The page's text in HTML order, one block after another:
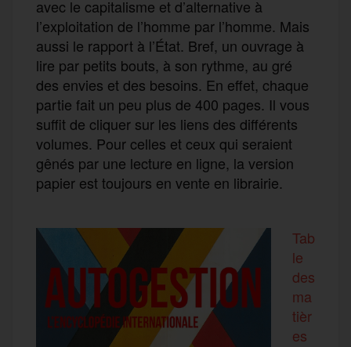
avec le capitalisme et d’alternative à
l’exploitation de l’homme par l’homme. Mais
aussi le rapport à l’État. Bref, un ouvrage à
lire par petits bouts, à son rythme, au gré
des envies et des besoins. En effet, chaque
partie fait un peu plus de 400 pages. Il vous
suffit de cliquer sur les liens des différents
volumes. Pour celles et ceux qui seraient
gênés par une lecture en ligne, la version
papier est toujours en vente en librairie.
Tab
le
des
ma
tièr
es